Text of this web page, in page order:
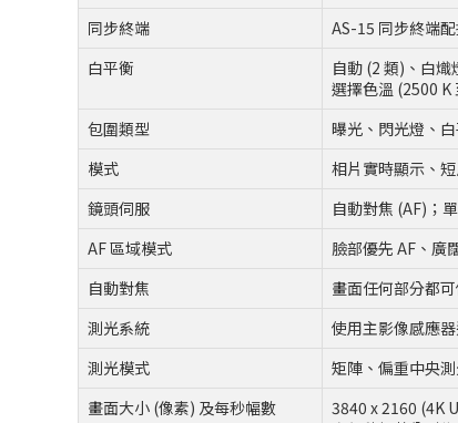
同步終端
AS-15 同步終端
白平衡
自動 (2 類)、白
選擇色溫 (2500 K
包圍類型
曝光、閃光燈、
模式
相片實時顯示、
鏡頭伺服
自動對焦 (AF)；
AF 區域模式
臉部優先 AF、廣
自動對焦
畫面任何部分都
測光系統
使用主影像感應
測光模式
矩陣、偏重中央
畫面大小 (像素) 及每秒幅數
3840 x 2160 (4K